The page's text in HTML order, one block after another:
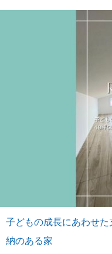
子どもの成長にあわせ
納のある家